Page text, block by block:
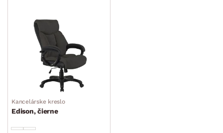
Kancelárske kreslo
Edison, čierne